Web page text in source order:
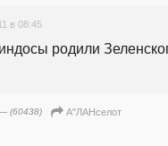
в 08:45
родили
(60438)
А"ЛАНселот